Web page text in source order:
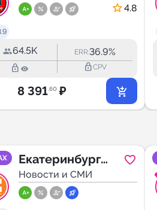
4.8
64.5K ERR:36.9%
lock_outline lock_outlineCPV
8 391.60 ₽
Екатеринбург
Первый
Новости и СМИ